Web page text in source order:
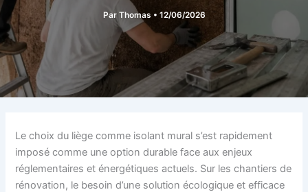
Par Thomas • 12/06/2026
Le choix du liège comme isolant mural s’est rapidement
imposé comme une option durable face aux enjeux
réglementaires et énergétiques actuels. Sur les chantiers de
rénovation, le besoin d’une solution écologique et efficace